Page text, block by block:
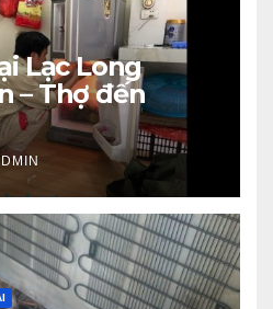
Lạc Long
– Thợ đến